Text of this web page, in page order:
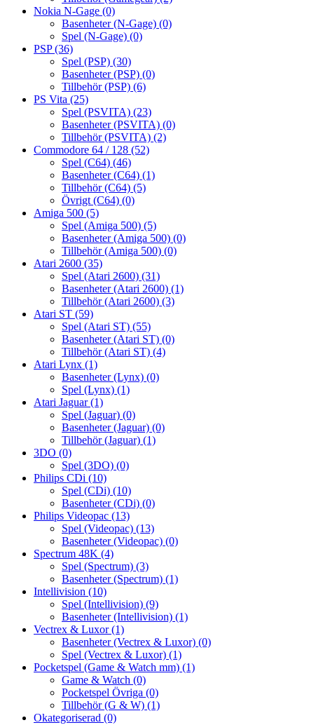
Nokia N-Gage (0)
Basenheter (N-Gage) (0)
Spel (N-Gage) (0)
PSP(36)
Spel (PSP) (30)
Basenheter (PSP) (0)
Tillbehör (PSP) (6)
PS Vita (25)
Spel (PSVITA) (23)
Basenheter (PSVITA) (0)
Tillbehör (PSVITA) (2)
Commodore 64 / 128 (52)
Spel (C64) (46)
Basenheter (C64) (1)
Tillbehör (C64) (5)
Övrigt (C64) (0)
Amiga 500 (5)
Spel (Amiga 500) (5)
Basenheter (Amiga 500) (0)
Tillbehör (Amiga 500) (0)
Atari 2600 (35)
Spel (Atari 2600) (31)
Basenheter (Atari 2600) (1)
Tillbehör (Atari 2600) (3)
Atari ST (59)
Spel (Atari ST) (55)
Basenheter (Atari ST) (0)
Tillbehör (Atari ST) (4)
Atari Lynx (1)
Basenheter (Lynx) (0)
Spel (Lynx) (1)
Atari Jaguar(1)
Spel (Jaguar) (0)
Basenheter (Jaguar) (0)
Tillbehör (Jaguar) (1)
3DO (0)
Spel (3DO) (0)
Philips CDi (10)
Spel (CDi) (10)
Basenheter (CDi) (0)
Philips Videopac (13)
Spel (Videopac) (13)
Basenheter (Videopac) (0)
Spectrum 48K (4)
Spel (Spectrum) (3)
Basenheter (Spectrum) (1)
Intellivision (10)
Spel (Intellivision) (9)
Basenheter (Intellivision) (1)
Vectrex & Luxor(1)
Basenheter (Vectrex & Luxor) (0)
Spel (Vectrex & Luxor) (1)
Pocketspel (Game & Watch mm) (1)
Game & Watch (0)
Pocketspel Övriga (0)
Tillbehör (G & W) (1)
Okategoriserad (0)